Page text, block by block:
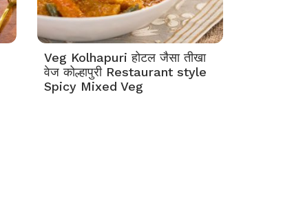
Veg Kolhapuri होटल जैसा तीखा
वेज कोल्हापुरी Restaurant style
Spicy Mixed Veg